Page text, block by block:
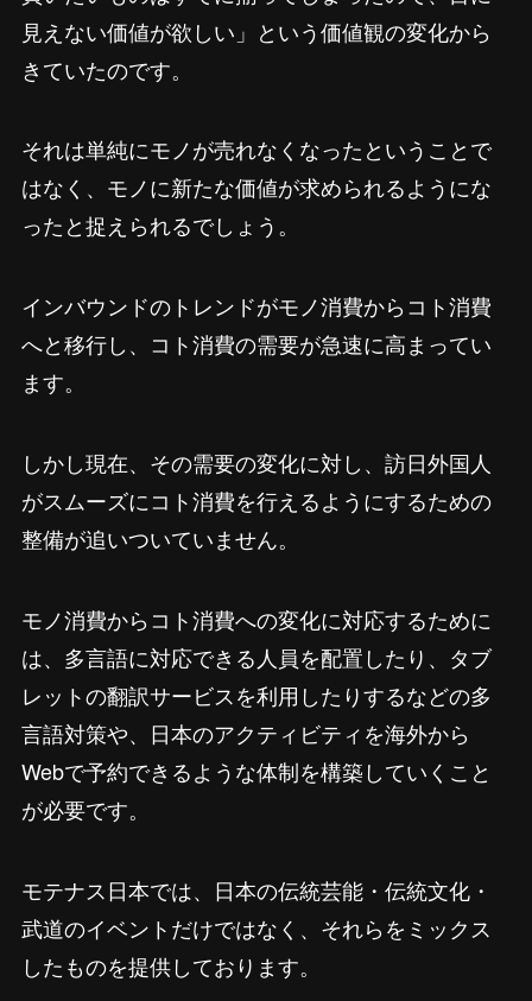
見えない価値が欲しい」という価値観の変化から
きていたのです。
それは単純にモノが売れなくなったということで
はなく、モノに新たな価値が求められるようにな
ったと捉えられるでしょう。
インバウンドのトレンドがモノ消費からコト消費
へと移行し、コト消費の需要が急速に高まってい
ます。
しかし現在、その需要の変化に対し、訪日外国人
がスムーズにコト消費を行えるようにするための
整備が追いついていません。
モノ消費からコト消費への変化に対応するために
は、多言語に対応できる人員を配置したり、タブ
レットの翻訳サービスを利用したりするなどの多
言語対策や、日本のアクティビティを海外から
Webで予約できるような体制を構築していくこと
が必要です。
モテナス日本では、日本の伝統芸能・伝統文化・
武道のイベントだけではなく、それらをミックス
したものを提供しております。